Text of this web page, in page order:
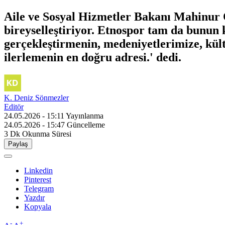
Aile ve Sosyal Hizmetler Bakanı
bireyselleştiriyor. Etnospor tam da
gerçekleştirmenin, medeniyetlerimize,
ilerlemenin en doğru adresi.' dedi.
K. Deniz Sönmezler
Editör
24.05.2026 - 15:11 Yayınlanma
24.05.2026 - 15:47 Güncelleme
3 Dk Okunma Süresi
Paylaş
Linkedin
Pinterest
Telegram
Yazdır
Kopyala
- +